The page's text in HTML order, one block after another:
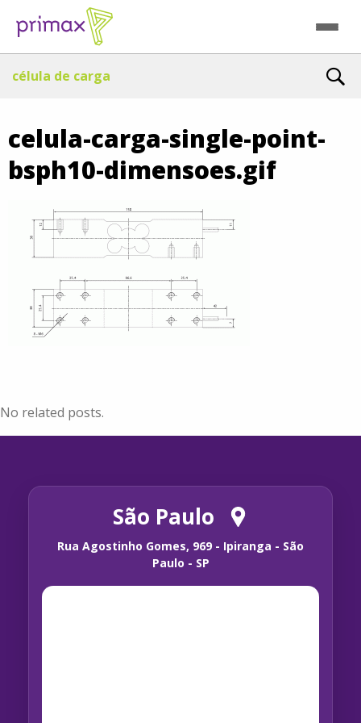
célula de carga
celula-carga-single-point-
bsph10-dimensoes.gif
No related posts.
São Paulo
Rua Agostinho Gomes, 969 - Ipiranga - São
Paulo - SP